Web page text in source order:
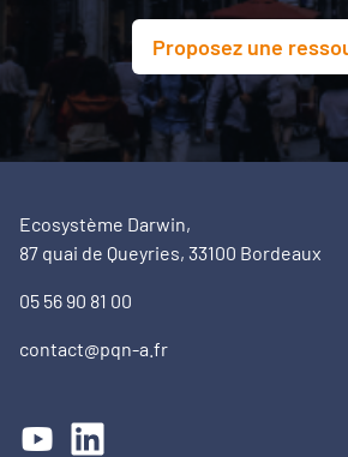
Proposez une
Ecosystème Darwin,
87 quai de Queyries, 33100 Bordeaux
05 56 90 81 00
contact@pqn-a.fr